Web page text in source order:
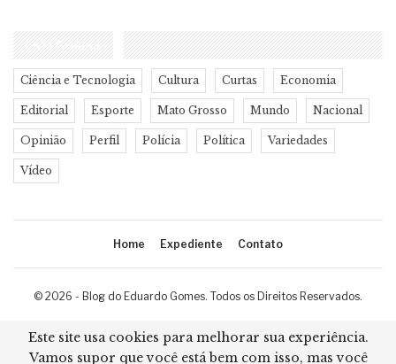
CATEGORIAS
Ciência e Tecnologia Cultura Curtas Economia
Editorial Esporte Mato Grosso Mundo Nacional
Opinião Perfil Polícia Política Variedades
Vídeo
Home Expediente Contato
© 2026 - Blog do Eduardo Gomes. Todos os Direitos Reservados.
Desenvolvimento:Ricard Cristian
Este site usa cookies para melhorar sua experiência.
Vamos supor que você está bem com isso, mas você